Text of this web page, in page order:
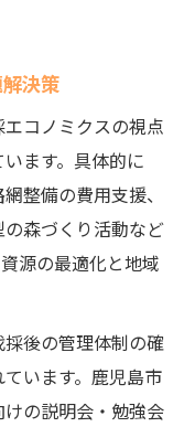
決策
コノミクスの視点
ます。具体的に
整備の費用支援、
森づくり活動など
源の最適化と地域
後の管理体制の確
います。鹿児島市
の説明会・勉強会